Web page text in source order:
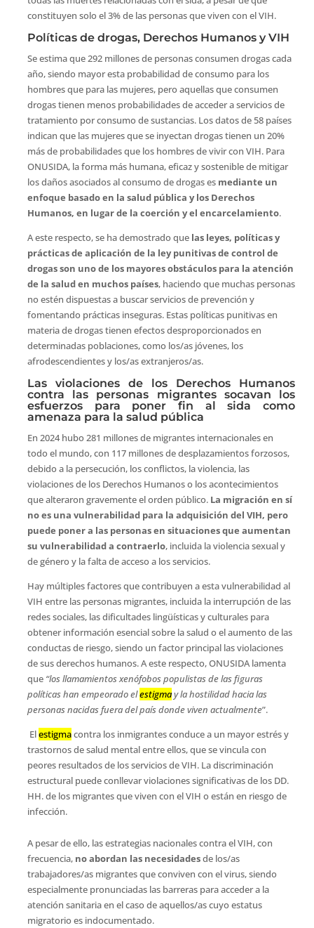
constituyen solo el 3% de las personas que viven con el VIH.
Políticas de drogas, Derechos Humanos y VIH
Se estima que 292 millones de personas consumen drogas cada
año, siendo mayor esta probabilidad de consumo para los
hombres que para las mujeres, pero aquellas que consumen
drogas tienen menos probabilidades de acceder a servicios de
tratamiento por consumo de sustancias. Los datos de 58 países
indican que las mujeres que se inyectan drogas tienen un 20%
más de probabilidades que los hombres de vivir con VIH. Para
ONUSIDA, la ​​forma más humana, eficaz y sostenible de mitigar
los daños asociados al consumo de drogas es mediante un
enfoque basado en la salud pública y los Derechos
Humanos, en lugar de la coerción y el encarcelamiento.
A este respecto, se ha demostrado que las leyes, políticas y
prácticas de aplicación de la ley punitivas de control de
drogas son uno de los mayores obstáculos para la atención
de la salud en muchos países, haciendo que muchas personas
no estén dispuestas a buscar servicios de prevención y
fomentando prácticas inseguras. Estas políticas punitivas en
materia de drogas tienen efectos desproporcionados en
determinadas poblaciones, como los/as jóvenes, los
afrodescendientes y los/as extranjeros/as.
Las violaciones de los Derechos Humanos
contra las personas migrantes socavan los
esfuerzos para poner fin al sida como
amenaza para la salud pública
En 2024 hubo 281 millones de migrantes internacionales en
todo el mundo, con 117 millones de desplazamientos forzosos,
debido a la persecución, los conflictos, la violencia, las
violaciones de los Derechos Humanos o los acontecimientos
que alteraron gravemente el orden público. La migración en sí
no es una vulnerabilidad para la adquisición del VIH, pero
puede poner a las personas en situaciones que aumentan
su vulnerabilidad a contraerlo, incluida la violencia sexual y
de género y la falta de acceso a los servicios.
Hay múltiples factores que contribuyen a esta vulnerabilidad al
VIH entre las personas migrantes, incluida la interrupción de las
redes sociales, las dificultades lingüísticas y culturales para
obtener información esencial sobre la salud o el aumento de las
conductas de riesgo, siendo un factor principal las violaciones
de sus derechos humanos. A este respecto, ONUSIDA lamenta
que “los llamamientos xenófobos populistas de las figuras
políticas han empeorado elestigmay la hostilidad hacia las
personas nacidas fuera del país donde viven actualmente”.
Elestigmacontra los inmigrantes conduce a un mayor estrés y
trastornos de salud mental entre ellos, que se vincula con
peores resultados de los servicios de VIH. La ​​discriminación
estructural puede conllevar violaciones significativas de los DD.
HH. de los migrantes que viven con el VIH o están en riesgo de
infección.
A pesar de ello, las estrategias nacionales contra el VIH, con
frecuencia, no abordan las necesidadesde los/as
trabajadores/as migrantes que conviven con el virus, siendo
especialmente pronunciadas las barreras para acceder a la
atención sanitaria en el caso de aquellos/as cuyo estatus
migratorio es indocumentado.